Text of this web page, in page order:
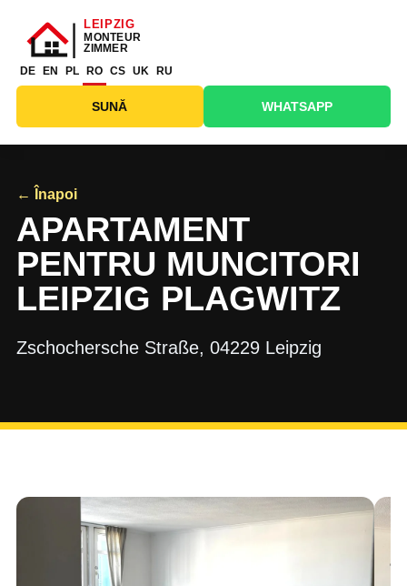
SUNĂ WHATSAPP
DE EN PL RO CS UK RU
← Înapoi
APARTAMENT
PENTRU MUNCITORI
LEIPZIG PLAGWITZ
Zschochersche Straße, 04229 Leipzig